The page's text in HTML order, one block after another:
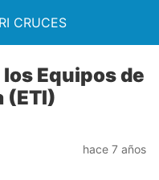
CRUCES
Equipos de
(ETI)
hace 7 años